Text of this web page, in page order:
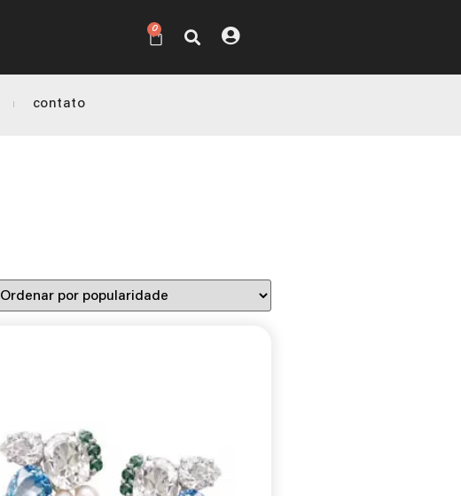
0
contato